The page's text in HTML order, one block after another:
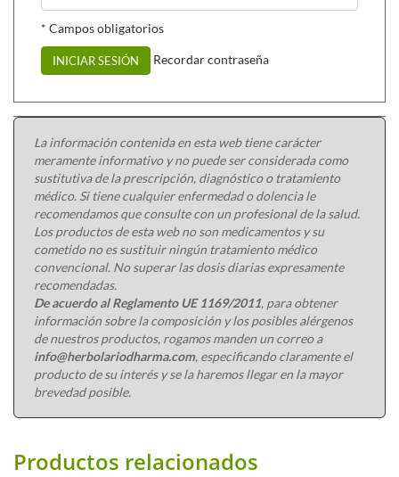
* Campos obligatorios
INICIAR SESIÓN Recordar contraseña
La información contenida en esta web tiene carácter
meramente informativo y no puede ser considerada como
sustitutiva de la prescripción, diagnóstico o tratamiento
médico. Si tiene cualquier enfermedad o dolencia le
recomendamos que consulte con un profesional de la salud.
Los productos de esta web no son medicamentos y su
cometido no es sustituir ningún tratamiento médico
convencional. No superar las dosis diarias expresamente
recomendadas.
De acuerdo al Reglamento UE 1169/2011, para obtener
información sobre la composición y los posibles alérgenos
de nuestros productos, rogamos manden un correo a
info@herbolariodharma.com, especificando claramente el
producto de su interés y se la haremos llegar en la mayor
brevedad posible.
Productos relacionados